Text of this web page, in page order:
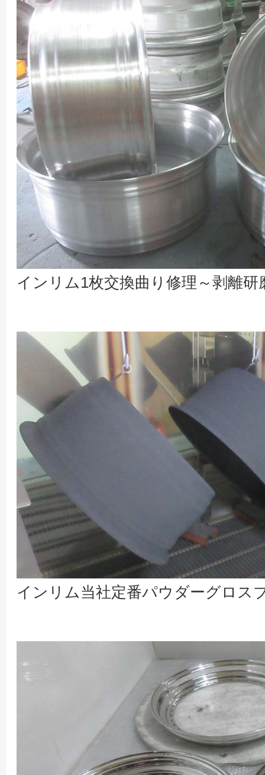
インリム1枚交換曲り修理～剥離研
インリム当社定番パウダーグロス